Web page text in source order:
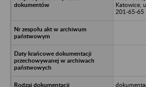
Katowice,
201-65-65